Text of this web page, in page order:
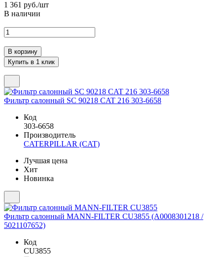
1 361 руб./шт
В наличии
Фильтр салонный SC 90218 CAT 216 303-6658
Код
303-6658
Производитель
CATERPILLAR (CAT)
Лучшая цена
Хит
Новинка
Фильтр салонный MANN-FILTER CU3855 (A0008301218 /
5021107652)
Код
CU3855